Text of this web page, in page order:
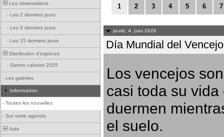
Les observations
- Les 2 derniers jours
- Les 5 derniers jours
- Les 15 derniers jours
Distribution d'espèces
- Sizerin cabaret 2025
- Les galeries
Information
- Toutes les nouvelles
- Sur votre agenda
Aide
1 2 3 4 5 6 7
jeudi, 4. juin 2026
Día Mundial del
Los vencejos
casi toda su
duermen
el suelo.